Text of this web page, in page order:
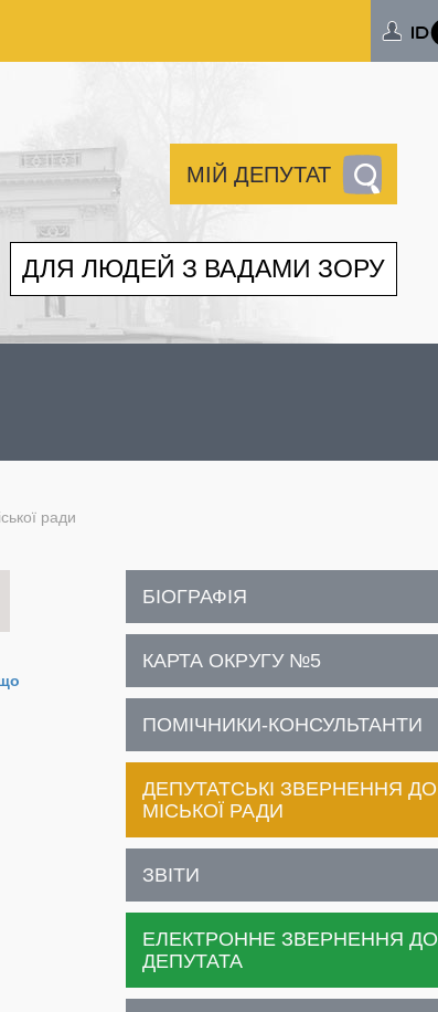
МІЙ ДЕПУТАТ
ДЛЯ ЛЮДЕЙ З ВАДАМИ ЗОРУ
ради
БІОГРАФІЯ
КАРТА ОКРУГУ №5
ПОМІЧНИКИ-КОНСУЛЬТАНТИ
ДЕПУТАТСЬКІ ЗВЕРНЕННЯ ДО
МІСЬКОЇ РАДИ
ЗВІТИ
ЕЛЕКТРОННЕ ЗВЕРНЕННЯ ДО
ДЕПУТАТА